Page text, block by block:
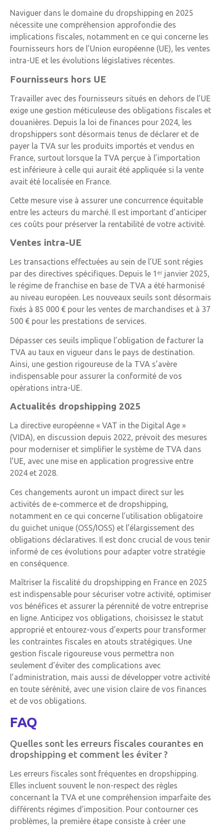
Naviguer dans le domaine du dropshipping en 2025
nécessite une compréhension approfondie des
implications fiscales, notamment en ce qui concerne les
fournisseurs hors de l’Union européenne (UE), les ventes
intra-UE et les évolutions législatives récentes.
Fournisseurs hors UE
Travailler avec des fournisseurs situés en dehors de l’UE
exige une gestion méticuleuse des obligations fiscales et
douanières. Depuis la loi de finances pour 2024, les
dropshippers sont désormais tenus de déclarer et de
payer la TVA sur les produits importés et vendus en
France, surtout lorsque la TVA perçue à l’importation
est inférieure à celle qui aurait été appliquée si la vente
avait été localisée en France.
Cette mesure vise à assurer une concurrence équitable
entre les acteurs du marché. Il est important d’anticiper
ces coûts pour préserver la rentabilité de votre activité.
Ventes intra-UE
Les transactions effectuées au sein de l’UE sont régies
par des directives spécifiques. Depuis le 1ᵉʳ janvier 2025,
le régime de franchise en base de TVA a été harmonisé
au niveau européen. Les nouveaux seuils sont désormais
fixés à 85 000 € pour les ventes de marchandises et à 37
500 € pour les prestations de services.
Dépasser ces seuils implique l’obligation de facturer la
TVA au taux en vigueur dans le pays de destination.
Ainsi, une gestion rigoureuse de la TVA s’avère
indispensable pour assurer la conformité de vos
opérations intra-UE.
Actualités dropshipping 2025
La directive européenne « VAT in the Digital Age »
(VIDA), en discussion depuis 2022, prévoit des mesures
pour moderniser et simplifier le système de TVA dans
l’UE, avec une mise en application progressive entre
2024 et 2028.
Ces changements auront un impact direct sur les
activités de e-commerce et de dropshipping,
notamment en ce qui concerne l’utilisation obligatoire
du guichet unique (OSS/IOSS) et l’élargissement des
obligations déclaratives. Il est donc crucial de vous tenir
informé de ces évolutions pour adapter votre stratégie
en conséquence.
Maîtriser la fiscalité du dropshipping en France en 2025
est indispensable pour sécuriser votre activité, optimiser
vos bénéfices et assurer la pérennité de votre entreprise
en ligne. Anticipez vos obligations, choisissez le statut
approprié et entourez-vous d’experts pour transformer
les contraintes fiscales en atouts stratégiques. Une
gestion fiscale rigoureuse vous permettra non
seulement d’éviter des complications avec
l’administration, mais aussi de développer votre activité
en toute sérénité, avec une vision claire de vos finances
et de vos obligations.
FAQ
Quelles sont les erreurs fiscales courantes en
dropshipping et comment les éviter ?
Les erreurs fiscales sont fréquentes en dropshipping.
Elles incluent souvent le non-respect des règles
concernant la TVA et une compréhension imparfaite des
différents régimes d’imposition. Pour contourner ces
problèmes, la première étape consiste à créer une